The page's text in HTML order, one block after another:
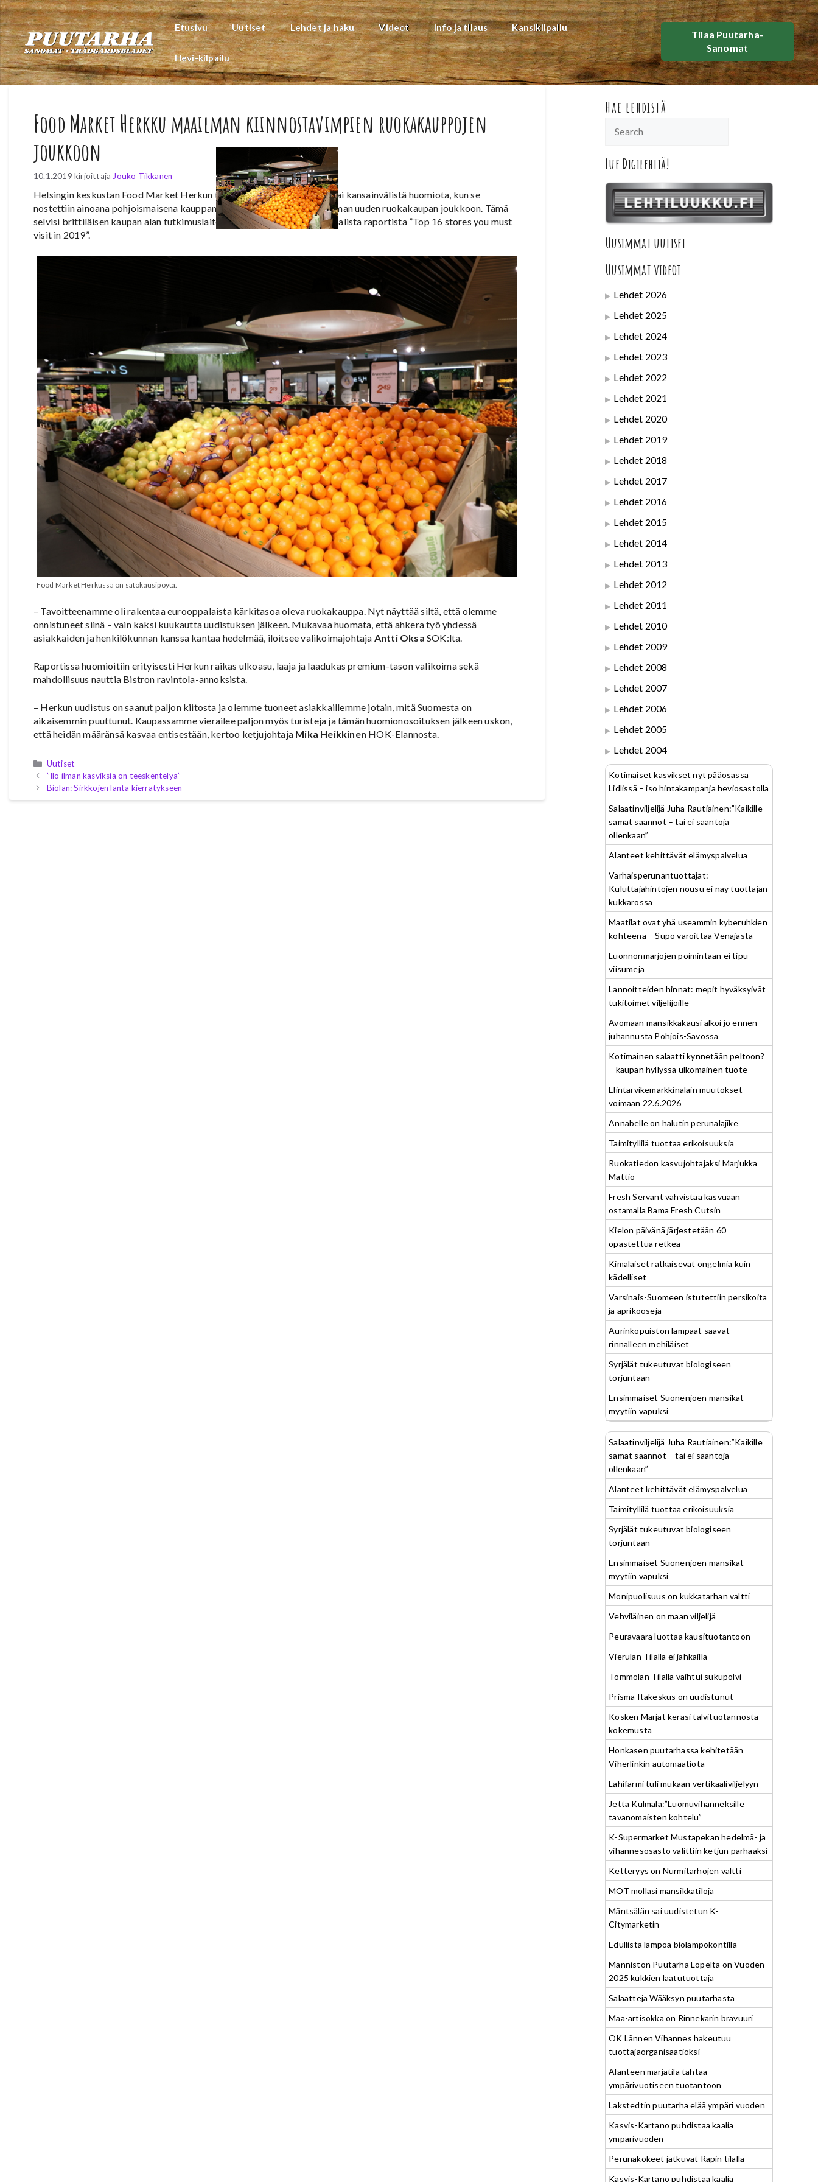
Siirry
sisältöön
Etusivu Uutiset Lehdet ja haku Videot Info ja tilaus Kansikilpailu
Hevi-kilpailu
Tilaa Puutarha-
Sanomat
Food Market Herkku maailman kiinnostavimpien ruokakauppojen
joukkoon
10.1.2019 kirjoittaja Jouko Tikkanen
Helsingin keskustan Food Market Herkun täydellinen muodonmuutos sai kansainvälistä huomiota, kun se
nostettiin ainoana pohjoismaisena kauppana maailman 16 kiinnostavimman uuden ruokakaupan joukkoon. Tämä
selvisi brittiläisen kaupan alan tutkimuslaitoksen IGD:n tuoreesta globaalista raportista ”Top 16 stores you must
visit in 2019”.
Food Market Herkussa on satokausipöytä.
– Tavoitteenamme oli rakentaa eurooppalaista kärkitasoa oleva ruokakauppa. Nyt näyttää siltä, että olemme
onnistuneet siinä – vain kaksi kuukautta uudistuksen jälkeen. Mukavaa huomata, että ahkera työ yhdessä
asiakkaiden ja henkilökunnan kanssa kantaa hedelmää, iloitsee valikoimajohtaja Antti Oksa SOK:lta.
Raportissa huomioitiin erityisesti Herkun raikas ulkoasu, laaja ja laadukas premium-tason valikoima sekä
mahdollisuus nauttia Bistron ravintola-annoksista.
– Herkun uudistus on saanut paljon kiitosta ja olemme tuoneet asiakkaillemme jotain, mitä Suomesta on
aikaisemmin puuttunut. Kaupassamme vierailee paljon myös turisteja ja tämän huomionosoituksen jälkeen uskon,
että heidän määränsä kasvaa entisestään, kertoo ketjujohtaja Mika Heikkinen HOK-Elannosta.
Kategoriat
Uutiset
”Ilo ilman kasviksia on teeskentelyä”
Biolan: Sirkkojen lanta kierrätykseen
Hae lehdistä
Lue Digilehtiä!
Uusimmat uutiset
Uusimmat videot
Lehdet 2026
Lehdet 2025
Lehdet 2024
Lehdet 2023
Lehdet 2022
Lehdet 2021
Lehdet 2020
Lehdet 2019
Lehdet 2018
Lehdet 2017
Lehdet 2016
Lehdet 2015
Lehdet 2014
Lehdet 2013
Lehdet 2012
Lehdet 2011
Lehdet 2010
Lehdet 2009
Lehdet 2008
Lehdet 2007
Lehdet 2006
Lehdet 2005
Lehdet 2004
Kotimaiset kasvikset nyt pääosassa
Lidlissä – iso hintakampanja heviosastolla
Salaatinviljelijä Juha Rautiainen:”Kaikille
samat säännöt – tai ei sääntöjä
ollenkaan”
Alanteet kehittävät elämyspalvelua
Varhaisperunantuottajat:
Kuluttajahintojen nousu ei näy tuottajan
kukkarossa
Maatilat ovat yhä useammin kyberuhkien
kohteena – Supo varoittaa Venäjästä
Luonnonmarjojen poimintaan ei tipu
viisumeja
Lannoitteiden hinnat: mepit hyväksyivät
tukitoimet viljelijöille
Avomaan mansikkakausi alkoi jo ennen
juhannusta Pohjois-Savossa
Kotimainen salaatti kynnetään peltoon?
– kaupan hyllyssä ulkomainen tuote
Elintarvikemarkkinalain muutokset
voimaan 22.6.2026
Annabelle on halutin perunalajike
Taimityllilä tuottaa erikoisuuksia
Ruokatiedon kasvujohtajaksi Marjukka
Mattio
Fresh Servant vahvistaa kasvuaan
ostamalla Bama Fresh Cutsin
Kielon päivänä järjestetään 60
opastettua retkeä
Kimalaiset ratkaisevat ongelmia kuin
kädelliset
Varsinais-Suomeen istutettiin persikoita
ja aprikooseja
Aurinkopuiston lampaat saavat
rinnalleen mehiläiset
Syrjälät tukeutuvat biologiseen
torjuntaan
Ensimmäiset Suonenjoen mansikat
myytiin vapuksi
Salaatinviljelijä Juha Rautiainen:”Kaikille
samat säännöt – tai ei sääntöjä
ollenkaan”
Alanteet kehittävät elämyspalvelua
Taimityllilä tuottaa erikoisuuksia
Syrjälät tukeutuvat biologiseen
torjuntaan
Ensimmäiset Suonenjoen mansikat
myytiin vapuksi
Monipuolisuus on kukkatarhan valtti
Vehviläinen on maan viljelijä
Peuravaara luottaa kausituotantoon
Vierulan Tilalla ei jahkailla
Tommolan Tilalla vaihtui sukupolvi
Prisma Itäkeskus on uudistunut
Kosken Marjat keräsi talvituotannosta
kokemusta
Honkasen puutarhassa kehitetään
Viherlinkin automaatiota
Lähifarmi tuli mukaan vertikaaliviljelyyn
Jetta Kulmala:”Luomuvihanneksille
tavanomaisten kohtelu”
K-Supermarket Mustapekan hedelmä- ja
vihannesosasto valittiin ketjun parhaaksi
Ketteryys on Nurmitarhojen valtti
MOT mollasi mansikkatiloja
Mäntsälän sai uudistetun K-
Citymarketin
Edullista lämpöä biolämpökontilla
Männistön Puutarha Lopelta on Vuoden
2025 kukkien laatutuottaja
Salaatteja Wääksyn puutarhasta
Maa-artisokka on Rinnekarin bravuuri
OK Lännen Vihannes hakeutuu
tuottajaorganisaatioksi
Alanteen marjatila tähtää
ympärivuotiseen tuotantoon
Lakstedtin puutarha elää ympäri vuoden
Kasvis-Kartano puhdistaa kaalia
ympärivuoden
Perunakokeet jatkuvat Räpin tilalla
Kasvis-Kartano puhdistaa kaalia